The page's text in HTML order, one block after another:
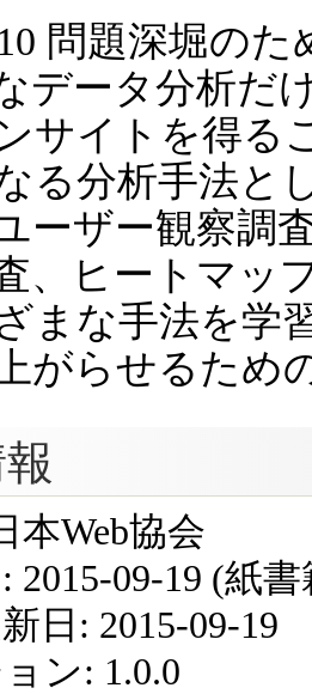
問題深堀の
データ分析だ
サイトを得る
る分析手法と
ーザー観察調
、ヒートマッ
まな手法を学
がらせるため
本Web協会
2015-09-19 (紙書
日: 2015-09-19
ン: 1.0.0